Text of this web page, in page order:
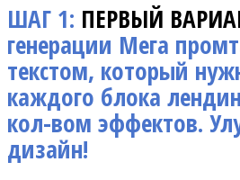
ШАГ 1: ПЕРВЫЙ
генерации Мега
текстом, который
каждого блока
кол-вом эффектов.
дизайн!